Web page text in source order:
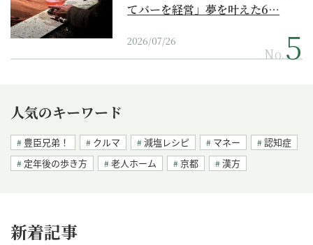
てバーを経営」夢を叶えた6…
2026/07/26
No.
人気のキーワード
豊臣兄弟！ クルマ 減塩レシピ マネー
認知症
定年後の歩き方
老人ホーム 京都 漢方
新着記事